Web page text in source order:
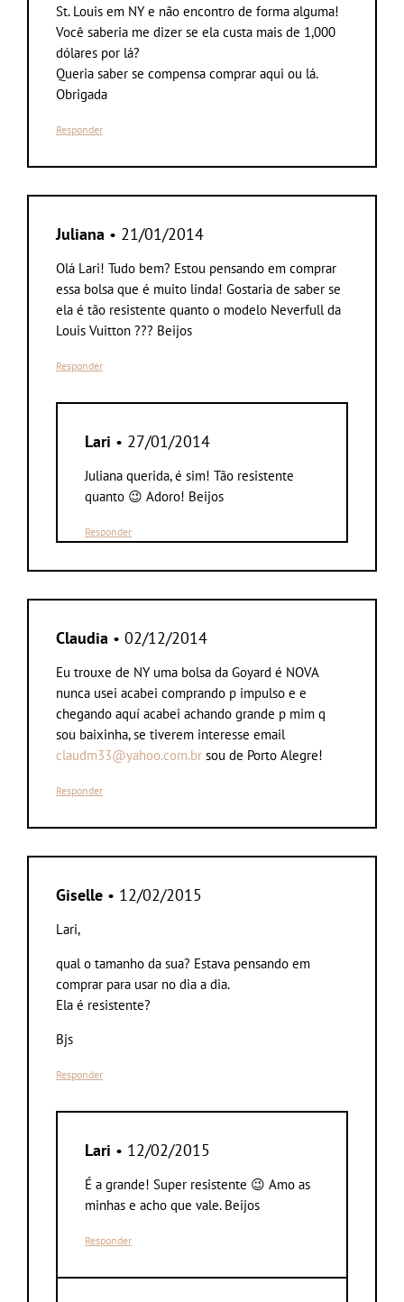
St. Louis em NY e não encontro de forma alguma!
Você saberia me dizer se ela custa mais de 1,000
dólares por lá?
Queria saber se compensa comprar aqui ou lá.
Obrigada
Responder
Juliana • 21/01/2014
Olá Lari! Tudo bem? Estou pensando em comprar
essa bolsa que é muito linda! Gostaria de saber se
ela é tão resistente quanto o modelo Neverfull da
Louis Vuitton ??? Beijos
Responder
Lari • 27/01/2014
Juliana querida, é sim! Tão resistente
quanto 😉 Adoro! Beijos
Responder
Claudia • 02/12/2014
Eu trouxe de NY uma bolsa da Goyard é NOVA
nunca usei acabei comprando p impulso e e
chegando aquí acabei achando grande p mim q
sou baixinha, se tiverem interesse email
claudm33@yahoo.com.br sou de Porto Alegre!
Responder
Giselle • 12/02/2015
Lari,
qual o tamanho da sua? Estava pensando em
comprar para usar no dia a dia.
Ela é resistente?
Bjs
Responder
Lari • 12/02/2015
É a grande! Super resistente 😉 Amo as
minhas e acho que vale. Beijos
Responder